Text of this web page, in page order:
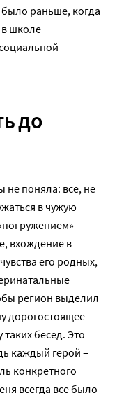
раньше, когда
в школе
до
не поняла: все, не
в чужую
вхождение в
его родных,
регион выделил
дорогостоящее
бесед. Это
каждый герой –
конкретного
всегда все было